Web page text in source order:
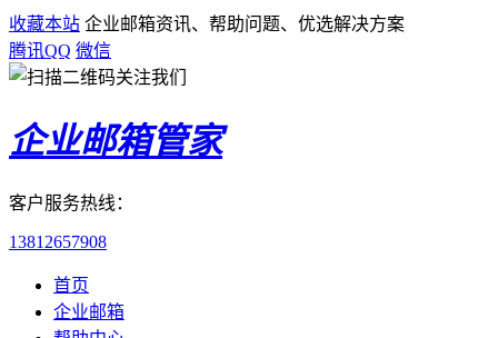
收藏本站 企业邮箱资讯、帮助问题、优选解决方案
腾讯QQ 微信
企业邮箱管家
客户服务热线：
13812657908
首页
企业邮箱